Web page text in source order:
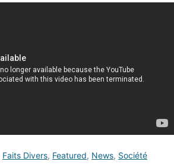
Faits Divers, Featured, News, Société